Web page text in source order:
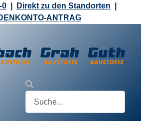
0 Direkt zu den Standorten
ANTRAG